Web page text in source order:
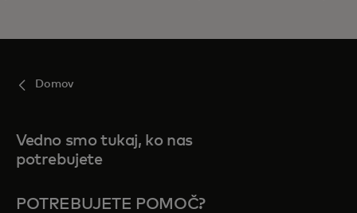
Domov
Vedno smo tukaj, ko nas
potrebujete
POTREBUJETE POMOČ?